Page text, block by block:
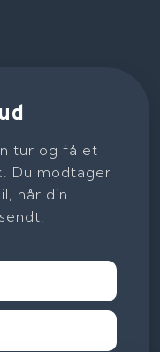
tur og få et
Du modtager
når din